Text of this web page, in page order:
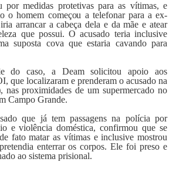
por medidas protetivas para as vítimas, e
o homem começou a telefonar para a ex-
arrancar a cabeça dela e da mãe e atear
que possui. O acusado teria inclusive
suposta cova que estaria cavando para
do caso, a Deam solicitou apoio aos
que localizaram e prenderam o acusado na
nas proximidades de um supermercado no
Campo Grande.
que já tem passagens na polícia por
e violência doméstica, confirmou que se
fato matar as vítimas e inclusive mostrou
enterrar os corpos. Ele foi preso e
ao sistema prisional.